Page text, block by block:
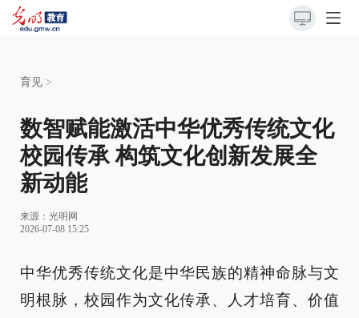
育见 >
数智赋能激活中华优秀传统文化
校园传承 构筑文化创新发展全
新动能
来源： 光明网
2026-07-08 15:25
中华优秀传统文化是中华民族的精神命脉与文
明根脉，校园作为文化传承、人才培育、价值